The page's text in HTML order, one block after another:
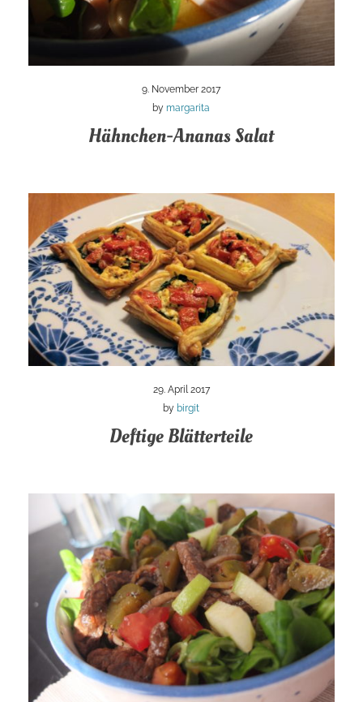
9. November 2017
by margarita
Hähnchen-Ananas Salat
29. April 2017
by birgit
Deftige Blätterteile